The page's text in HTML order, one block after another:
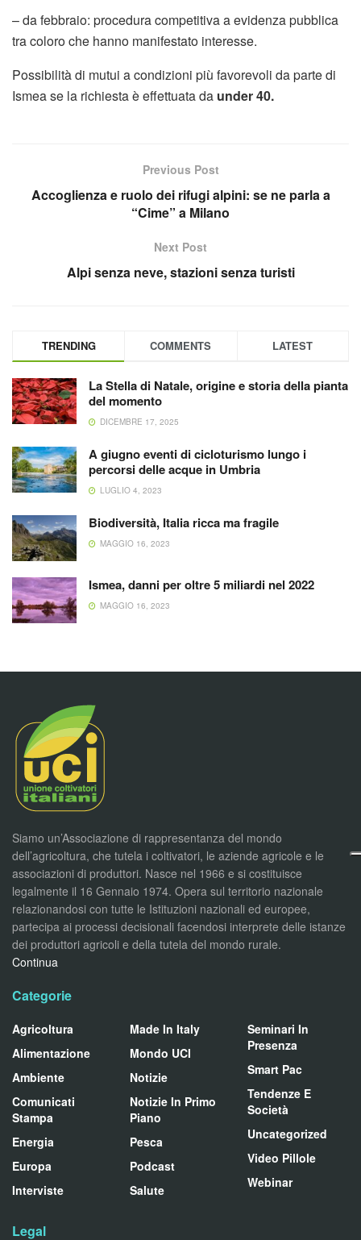
– da febbraio: procedura competitiva a evidenza pubblica
tra coloro che hanno manifestato interesse.
Possibilità di mutui a condizioni più favorevoli da parte di
Ismea se la richiesta è effettuata da under 40.
Previous Post
Accoglienza e ruolo dei rifugi alpini: se ne parla a
“Cime” a Milano
Next Post
Alpi senza neve, stazioni senza turisti
TRENDING COMMENTS LATEST
La Stella di Natale, origine e storia della pianta
del momento
DICEMBRE 17, 2025
A giugno eventi di cicloturismo lungo i
percorsi delle acque in Umbria
LUGLIO 4, 2023
Biodiversità, Italia ricca ma fragile
MAGGIO 16, 2023
Ismea, danni per oltre 5 miliardi nel 2022
MAGGIO 16, 2023
Siamo un’Associazione di rappresentanza del mondo
dell’agricoltura, che tutela i coltivatori, le aziende agricole e le
associazioni di produttori. Nasce nel 1966 e si costituisce
legalmente il 16 Gennaio 1974. Opera sul territorio nazionale
relazionandosi con tutte le Istituzioni nazionali ed europee,
partecipa ai processi decisionali facendosi interprete delle istanze
dei produttori agricoli e della tutela del mondo rurale.
Continua
Categorie
Agricoltura
Alimentazione
Ambiente
Comunicati
Stampa
Energia
Europa
Interviste
Made In Italy
Mondo UCI
Notizie
Notizie In Primo
Piano
Pesca
Podcast
Salute
Seminari In
Presenza
Smart Pac
Tendenze E
Società
Uncategorized
Video Pillole
Webinar
Legal